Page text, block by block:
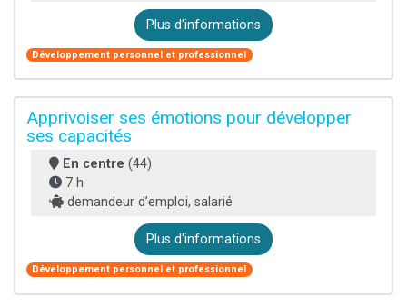
Plus d'informations
Développement personnel et professionnel
Apprivoiser ses émotions pour développer
ses capacités
En centre (44)
7 h
demandeur d’emploi, salarié
Plus d'informations
Développement personnel et professionnel